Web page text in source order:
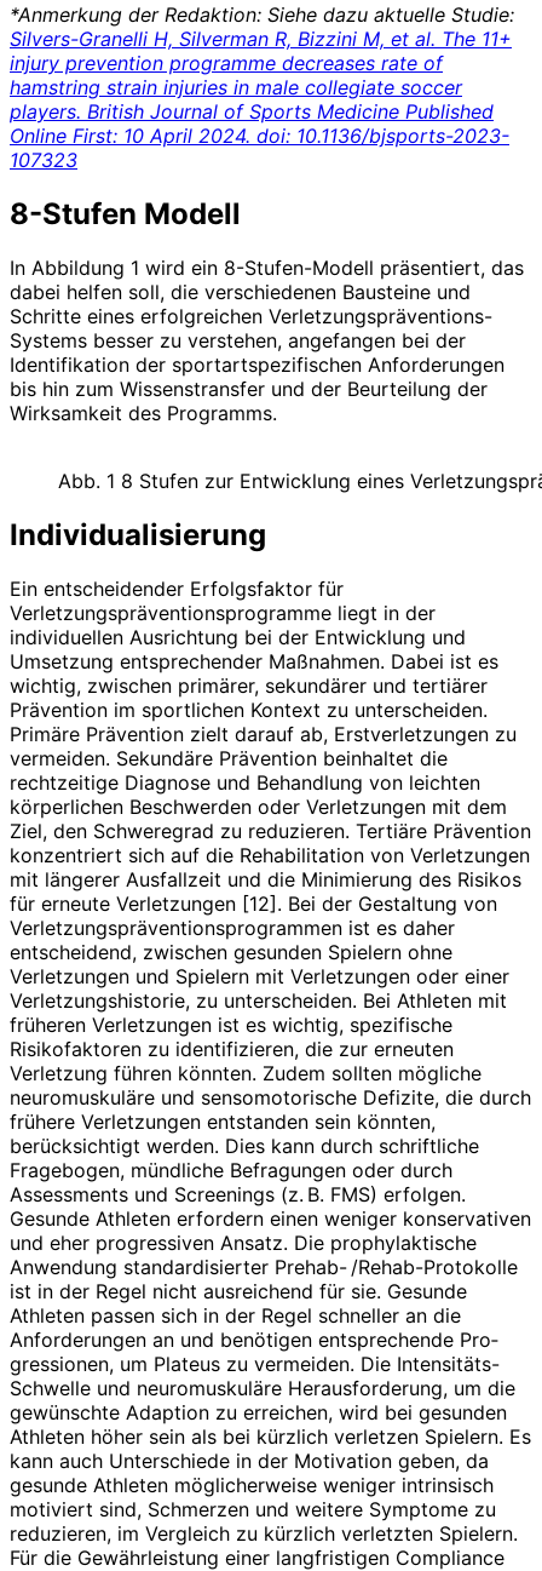
*Anmerkung der Redaktion: Siehe dazu aktuelle Studie:
Silvers-Granelli H, Silverman R, Bizzini M, et al. The 11+
injury prevention programme decreases rate of
hamstring strain injuries in male collegiate soccer
players. British Journal of Sports Medicine Published
Online First: 10 April 2024. doi: 10.1136/bjsports-2023-
107323
8-Stufen Modell
In Abbildung 1 wird ein 8-Stufen-Modell präsentiert, das
dabei helfen soll, die verschiedenen Bausteine und
Schritte eines erfolgreichen Verletzungspräventions-
Systems besser zu verstehen, angefangen bei der
Identifikation der sportartspezifischen Anforderungen
bis hin zum Wissenstransfer und der Beurteilung der
Wirksamkeit des Programms.
Abb. 1 8 Stufen zur Entwicklung eines
Individualisierung
Ein entscheidender Erfolgsfaktor für
Verletzungspräventionsprogramme liegt in der
individuellen Ausrichtung bei der Entwicklung und
Umsetzung entsprechender Maßnahmen. Dabei ist es
wichtig, zwischen primärer, sekundärer und tertiärer
Prävention im sportlichen Kontext zu unterscheiden.
Primäre Prävention zielt darauf ab, Erstverletzungen zu
vermeiden. Sekundäre Prävention beinhaltet die
rechtzeitige Diagnose und Behandlung von leichten
körperlichen Beschwerden oder Verletzungen mit dem
Ziel, den Schweregrad zu reduzieren. Tertiäre Prävention
konzentriert sich auf die Rehabilitation von Verletzungen
mit längerer Ausfallzeit und die Minimierung des Risikos
für erneute Verletzungen [12]. Bei der Gestaltung von
Verletzungspräventionsprogrammen ist es daher
entscheidend, zwischen gesunden Spielern ohne
Verletzungen und Spielern mit Verletzungen oder einer
Verletzungshistorie, zu unterscheiden. Bei Athleten mit
früheren Verletzungen ist es wichtig, spezifische
Risikofaktoren zu identifizieren, die zur erneuten
Verletzung führen könnten. Zudem sollten mögliche
neuromuskuläre und sensomotorische Defizite, die durch
frühere Verletzungen entstanden sein könnten,
berücksichtigt werden. Dies kann durch schriftliche
Fragebogen, mündliche Befragungen oder durch
Assessments und Screenings (z. B. FMS) erfolgen.
Gesunde Athleten erfordern einen weniger konservativen
und eher progressiven Ansatz. Die prophylaktische
Anwendung standardisierter Prehab- /Rehab-Protokolle
ist in der Regel nicht ausreichend für sie. Gesunde
Athleten passen sich in der Regel schneller an die
Anforderungen an und benötigen entsprechende Pro­
gres­sionen, um Plateus zu vermeiden. Die Intensitäts-
Schwelle und neuromuskuläre Herausforderung, um die
gewünschte Adaption zu erreichen, wird bei gesunden
Athleten höher sein als bei kürzlich verletzen Spielern. Es
kann auch Unterschiede in der Motivation geben, da
gesunde Athleten möglicherweise weniger intrinsisch
motiviert sind, Schmerzen und weitere Symptome zu
reduzieren, im Vergleich zu kürzlich verletzten Spielern.
Für die Gewährleistung einer langfristigen Compliance